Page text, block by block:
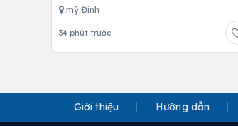
mỹ Đình
34 phút trước
Giới thiệu Hướng dẫn